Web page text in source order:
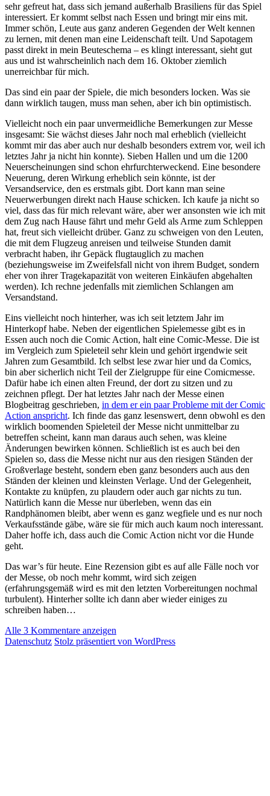
sehr gefreut hat, dass sich jemand außerhalb Brasiliens für das Spiel
interessiert. Er kommt selbst nach Essen und bringt mir eins mit.
Immer schön, Leute aus ganz anderen Gegenden der Welt kennen
zu lernen, mit denen man eine Leidenschaft teilt. Und Sapotagem
passt direkt in mein Beuteschema – es klingt interessant, sieht gut
aus und ist wahrscheinlich nach dem 16. Oktober ziemlich
unerreichbar für mich.
Das sind ein paar der Spiele, die mich besonders locken. Was sie
dann wirklich taugen, muss man sehen, aber ich bin optimistisch.
Vielleicht noch ein paar unvermeidliche Bemerkungen zur Messe
insgesamt: Sie wächst dieses Jahr noch mal erheblich (vielleicht
kommt mir das aber auch nur deshalb besonders extrem vor, weil ich
letztes Jahr ja nicht hin konnte). Sieben Hallen und um die 1200
Neuerscheinungen sind schon ehrfurchterweckend. Eine besondere
Neuerung, deren Wirkung erheblich sein könnte, ist der
Versandservice, den es erstmals gibt. Dort kann man seine
Neuerwerbungen direkt nach Hause schicken. Ich kaufe ja nicht so
viel, dass das für mich relevant wäre, aber wer ansonsten wie ich mit
dem Zug nach Hause fährt und mehr Geld als Arme zum Schleppen
hat, freut sich vielleicht drüber. Ganz zu schweigen von den Leuten,
die mit dem Flugzeug anreisen und teilweise Stunden damit
verbracht haben, ihr Gepäck flugtauglich zu machen
(beziehungsweise im Zweifelsfall nicht von ihrem Budget, sondern
eher von ihrer Tragekapazität von weiteren Einkäufen abgehalten
werden). Ich rechne jedenfalls mit ziemlichen Schlangen am
Versandstand.
Eins vielleicht noch hinterher, was ich seit letztem Jahr im
Hinterkopf habe. Neben der eigentlichen Spielemesse gibt es in
Essen auch noch die Comic Action, halt eine Comic-Messe. Die ist
im Vergleich zum Spieleteil sehr klein und gehört irgendwie seit
Jahren zum Gesamtbild. Ich selbst lese zwar hier und da Comics,
bin aber sicherlich nicht Teil der Zielgruppe für eine Comicmesse.
Dafür habe ich einen alten Freund, der dort zu sitzen und zu
zeichnen pflegt. Der hat letztes Jahr nach der Messe einen
Blogbeitrag geschrieben, in dem er ein paar Probleme mit der Comic
Action anspricht. Ich finde das ganz lesenswert, denn obwohl es den
wirklich boomenden Spieleteil der Messe nicht unmittelbar zu
betreffen scheint, kann man daraus auch sehen, was kleine
Änderungen bewirken können. Schließlich ist es auch bei den
Spielen so, dass die Messe nicht nur aus den riesigen Ständen der
Großverlage besteht, sondern eben ganz besonders auch aus den
Ständen der kleinen und kleinsten Verlage. Und der Gelegenheit,
Kontakte zu knüpfen, zu plaudern oder auch gar nichts zu tun.
Natürlich kann die Messe nur überleben, wenn das ein
Randphänomen bleibt, aber wenn es ganz wegfiele und es nur noch
Verkaufsstände gäbe, wäre sie für mich auch kaum noch interessant.
Daher hoffe ich, dass auch die Comic Action nicht vor die Hunde
geht.
Das war’s für heute. Eine Rezension gibt es auf alle Fälle noch vor
der Messe, ob noch mehr kommt, wird sich zeigen
(erfahrungsgemäß wird es mit den letzten Vorbereitungen nochmal
turbulent). Hinterher sollte ich dann aber wieder einiges zu
schreiben haben…
Alle 3 Kommentare anzeigen
Datenschutz Stolz präsentiert von WordPress